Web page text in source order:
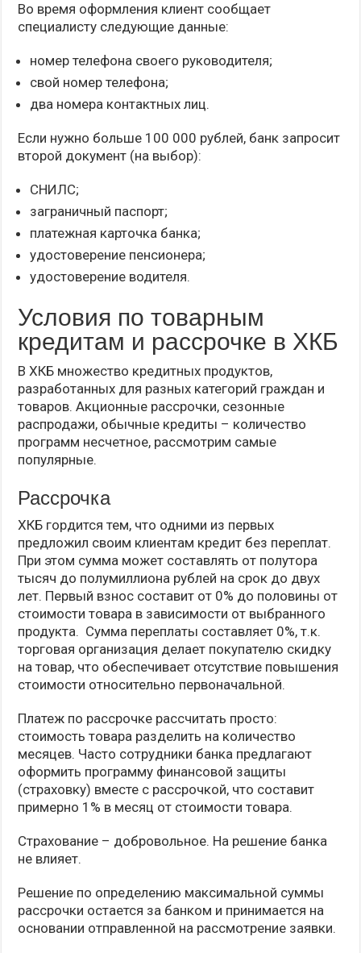
Во время оформления клиент сообщает
специалисту следующие данные:
номер телефона своего руководителя;
свой номер телефона;
два номера контактных лиц.
Если нужно больше 100 000 рублей, банк запросит
второй документ (на выбор):
СНИЛС;
заграничный паспорт;
платежная карточка банка;
удостоверение пенсионера;
удостоверение водителя.
Условия по товарным
кредитам и рассрочке в ХКБ
В ХКБ множество кредитных продуктов,
разработанных для разных категорий граждан и
товаров. Акционные рассрочки, сезонные
распродажи, обычные кредиты – количество
программ несчетное, рассмотрим самые
популярные.
Рассрочка
ХКБ гордится тем, что одними из первых
предложил своим клиентам кредит без переплат.
При этом сумма может составлять от полутора
тысяч до полумиллиона рублей на срок до двух
лет. Первый взнос составит от 0% до половины от
стоимости товара в зависимости от выбранного
продукта. Сумма переплаты составляет 0%, т.к.
торговая организация делает покупателю скидку
на товар, что обеспечивает отсутствие повышения
стоимости относительно первоначальной.
Платеж по рассрочке рассчитать просто:
стоимость товара разделить на количество
месяцев. Часто сотрудники банка предлагают
оформить программу финансовой защиты
(страховку) вместе с рассрочкой, что составит
примерно 1% в месяц от стоимости товара.
Страхование – добровольное. На решение банка
не влияет.
Решение по определению максимальной суммы
рассрочки остается за банком и принимается на
основании отправленной на рассмотрение заявки.